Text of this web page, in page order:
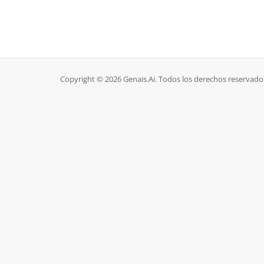
Copyright © 2026 Genais.Ai. Todos los derechos